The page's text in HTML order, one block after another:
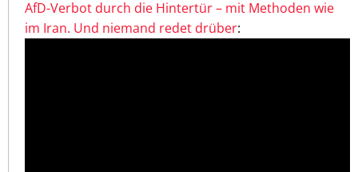
AfD-Verbot durch die Hintertür – mit Methoden wie
im Iran. Und niemand redet drüber: